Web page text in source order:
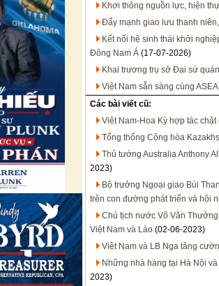
Khơi thông nguồn lực, hiện
Đẩy mạnh giao lưu thanh
Kết nối hệ sinh thái khởi
Đông Nam Á (17-07-2026)
Khai trương trụ sở Đại sứ
Việt Nam sẵn sàng cùng
Các bài viết cũ:
Việt Nam-Hoa Kỳ hợp tác
Tổng thống Cộng hòa
Thủ tướng Australia Anthony
2023)
Bộ trưởng Ngoại giao Bùi
trên con đường phát triển và hội
Chủ tịch nước Võ Văn
Việt Nam và Lào (02-06-2023)
Việt Nam và LB Nga tăng
Những nhà hàng tại Hà Nội
2023)